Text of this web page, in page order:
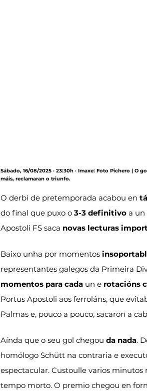
Sábado, 16/08/2025 · 23:30h · Imaxe: Foto Pichero |
máis, reclamaran o triunfo.
O derbi de pretemporada acabou en
do final que puxo o 3-3 definitivo a un
Apostoli FS saca novas lecturas
Baixo unha por momentos
representantes galegos da Primeira
momentos para cada un e rotacións
Portus Apostoli aos ferroláns, que
Palmas e, pouco a pouco, sacaron a
Aínda que o seu gol chegou da nada.
homólogo Schütt na contraria e
espectacular. Custoulle varios minutos
tempo morto. O premio chegou en